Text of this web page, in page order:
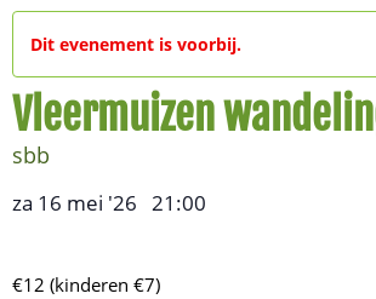
Dit evenement is voorbij.
Vleermuizen
sbb
za 16 mei '26 21:00
€12 (kinderen €7)